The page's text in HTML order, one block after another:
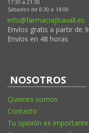
17:30 a 21:30
Sábados de 8:30 a 14:00
info@farmaciajlsavall.es
Envíos gratis a partir de
Envíos en 48 horas
NOSOTROS
Quienes somos
Contacto
Tu opinión es importante